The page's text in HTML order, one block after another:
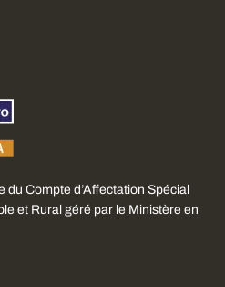
Compte d’Affectation Spécial
et Rural géré par le Ministère en